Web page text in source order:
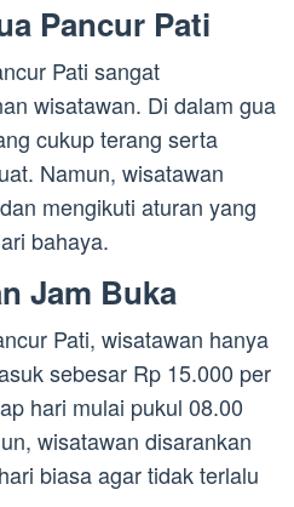
Pancur Pati
Pati sangat
wisatawan. Di dalam gua
cukup terang serta
Namun, wisatawan
mengikuti aturan yang
bahaya.
Jam Buka
Pati, wisatawan hanya
sebesar Rp 15.000 per
hari mulai pukul 08.00
wisatawan disarankan
biasa agar tidak terlalu